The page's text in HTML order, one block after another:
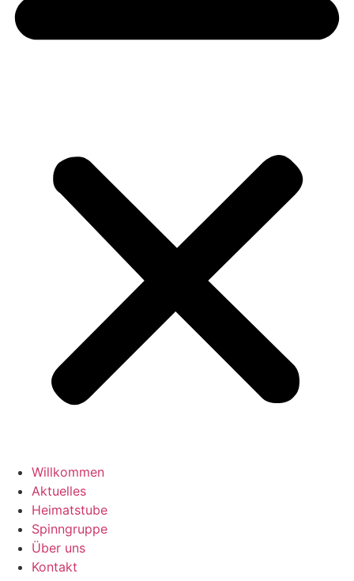
Willkommen
Aktuelles
Heimatstube
Spinngruppe
Über uns
Kontakt